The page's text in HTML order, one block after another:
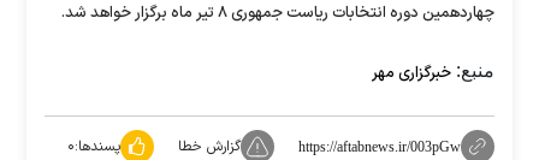
چهاردهمین دوره انتخابات ریاست جمهوری ۸ تیر ماه برگزار خواهد شد.
منبع: خبرگزاری مهر
https://aftabnews.ir/003pGw گزارش خطا پسندها:۰